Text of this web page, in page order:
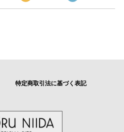
特定商取引法に基づく表記